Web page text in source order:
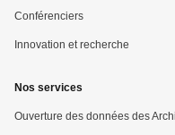
Conférenciers
Innovation et recherche
Nos services
Ouverture des données des